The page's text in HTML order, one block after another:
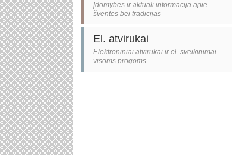
Įdomybės ir aktuali informacija apie
šventes bei tradicijas
El. atvirukai
Elektroniniai atvirukai ir el. sveikinimai
visoms progoms